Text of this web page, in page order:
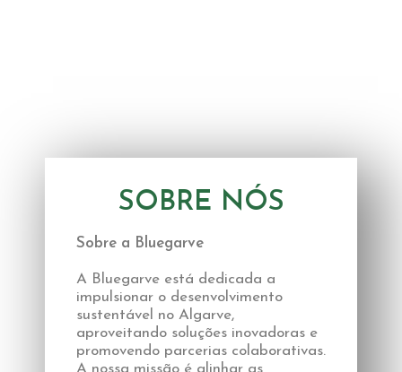
SOBRE NÓS
Sobre a Bluegarve
A Bluegarve está dedicada a
impulsionar o desenvolvimento
sustentável no Algarve,
aproveitando soluções inovadoras e
promovendo parcerias colaborativas.
A nossa missão é alinhar as